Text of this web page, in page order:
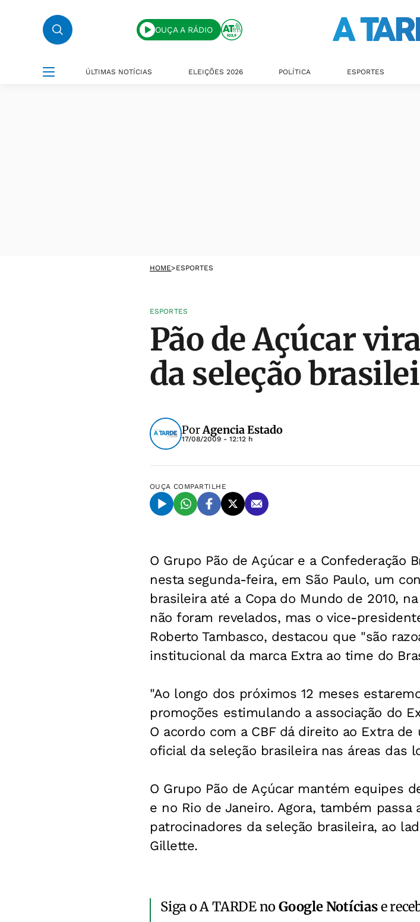
OUÇA A RÁDIO
ÚLTIMAS NOTÍCIAS ELEIÇÕES 2026 POLÍTICA ESPORTES
HOME>ESPORTES
ESPORTES
Pão de Açúcar
da seleção
PorAgencia Estado
17/08/2009 - 12:12 h
OUÇA COMPARTILHE
O Grupo Pão de Açúcar e a Confederação
nesta segunda-feira, em São Paulo, um
brasileira até a Copa do Mundo de 2010,
não foram revelados, mas o vice-
Roberto Tambasco, destacou que "são
institucional da marca Extra ao time do
"Ao longo dos próximos 12 meses
promoções estimulando a associação do
O acordo com a CBF dá direito ao Extra
oficial da seleção brasileira nas áreas das
O Grupo Pão de Açúcar mantém equipes
e no Rio de Janeiro. Agora, também passa
patrocinadores da seleção brasileira, ao
Gillette.
Siga o A TARDE noGoogle Notíciase